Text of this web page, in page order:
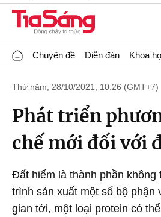
Chuyên đề Diễn đàn Khoa
Thứ năm, 28/10/2021, 10:26 (GMT+7)
Phát triển
chế mới đối với
Đất hiếm là thành phần không
trình sản xuất một số bộ phận
gian tới, một loại protein có